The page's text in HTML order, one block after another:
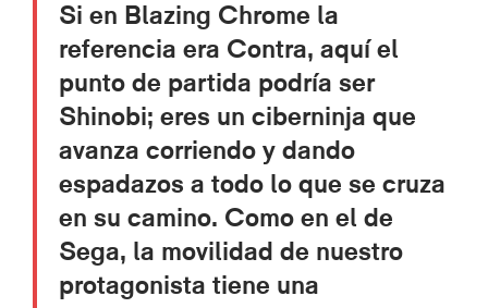
Si en Blazing Chrome la
referencia era Contra, aquí el
punto de partida podría ser
Shinobi; eres un ciberninja que
avanza corriendo y dando
espadazos a todo lo que se cruza
en su camino. Como en el de
Sega, la movilidad de nuestro
protagonista tiene una